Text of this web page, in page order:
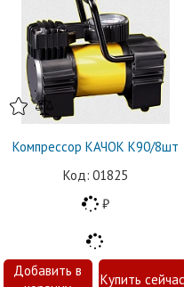
Компрессор КАЧОК К90/8шт
01825